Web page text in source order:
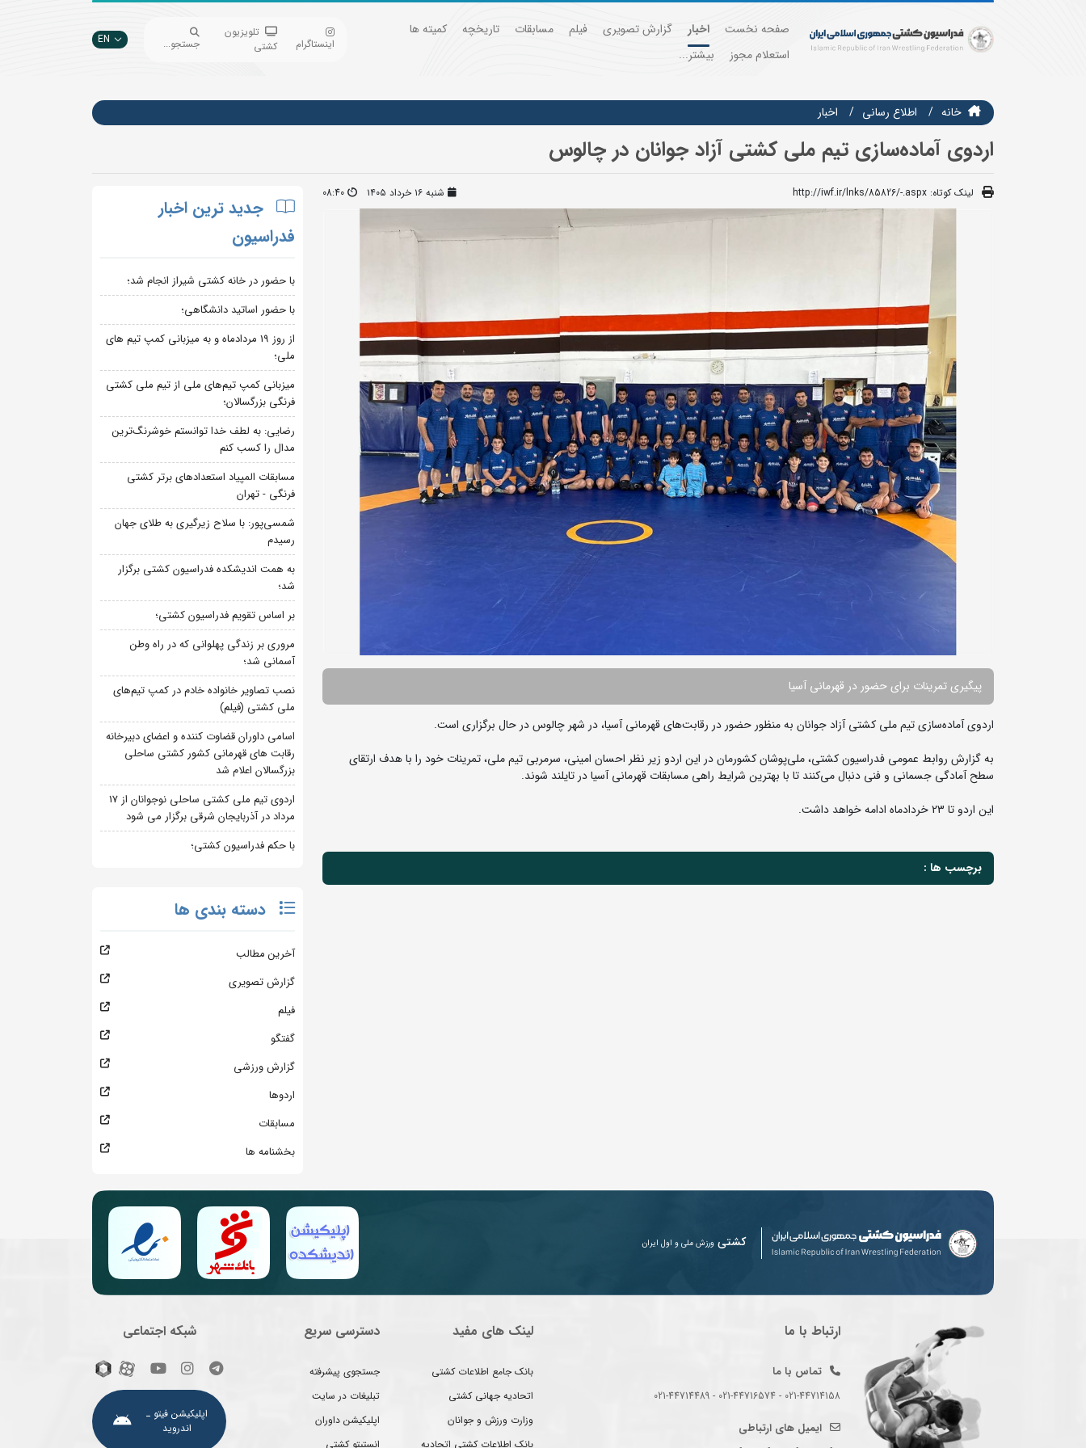
صفحه نخست اخبار گزارش تصویری فیلم مسابقات تاریخچه
کمیته ها
استعلام مجوز
بیشتر...
اینستاگرام
تلویزیون
کشتی
جستجو... EN
خانه اطلاع رسانی اخبار
اردوی آماده‌سازی تیم ملی کشتی آزاد جوانان در چالوس
لینک کوتاه: http://iwf.ir/lnks/85826/-.aspx شنبه ۱۶ خرداد ۱۴۰۵ 08:40
پیگیری تمرینات برای حضور در قهرمانی آسیا
اردوی آماده‌سازی تیم ملی کشتی آزاد جوانان به منظور حضور در رقابت‌های قهرمانی آسیا، در شهر چالوس در حال برگزاری است.
به گزارش روابط عمومی فدراسیون کشتی، ملی‌پوشان کشورمان در این اردو زیر نظر احسان امینی، سرمربی تیم ملی، تمرینات خود را با هدف ارتقای
سطح آمادگی جسمانی و فنی دنبال می‌کنند تا با بهترین شرایط راهی مسابقات قهرمانی آسیا در تایلند شوند.
این اردو تا 23 خردادماه ادامه خواهد داشت.
برچسب ها :
جدید ترین اخبار
فدراسیون
با حضور در خانه کشتی شیراز انجام شد؛
با حضور اساتید دانشگاهی؛
از روز 19 مردادماه و به میزبانی کمپ تیم های
ملی؛
میزبانی کمپ تیم‌های ملی از تیم ملی کشتی
فرنگی بزرگسالان؛
رضایی: به لطف خدا توانستم خوشرنگ‌ترین
مدال را کسب کنم
مسابقات المپیاد استعدادهای برتر کشتی
فرنگی - تهران
شمسی‌پور: با سلاح زیرگیری به طلای جهان
رسیدم
به همت اندیشکده فدراسیون کشتی برگزار
شد؛
بر اساس تقویم فدراسیون کشتی؛
مروری بر زندگی پهلوانی که در راه وطن
آسمانی شد؛
نصب تصاویر خانواده خادم در کمپ تیم‌های
ملی کشتی (فیلم)
اسامی داوران قضاوت کننده و اعضای دبیرخانه
رقابت های قهرمانی کشور کشتی ساحلی
بزرگسالان اعلام شد
اردوی تیم ملی کشتی ساحلی نوجوانان از 17
مرداد در آذربایجان شرقی برگزار می شود
با حکم فدراسیون کشتی؛
دسته بندی ها
آخرین مطالب
گزارش تصویری
فیلم
گفتگو
گزارش ورزشی
اردوها
مسابقات
بخشنامه ها
کشتی ورزش ملی و اول ایران
ارتباط با ما
تماس با ما
021-44714158 - 021-44716574 - 021-44714489
ایمیل های ارتباطی
لینک های مفید
بانک جامع اطلاعات کشتی
اتحادیه جهانی کشتی
وزارت ورزش و جوانان
بانک اطلاعات کشتی اتحادیه
دسترسی سریع
جستجوی پیشرفته
تبلیغات در سایت
اپلیکیشن داوران
انستیتو کشتی
شبکه اجتماعی
اپلیکیشن فیتو ـ
اندروید